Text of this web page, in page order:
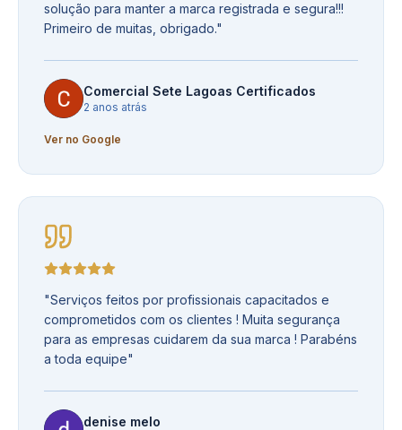
solução para manter a marca registrada e segura!!!
Primeiro de muitas, obrigado."
Comercial Sete Lagoas Certificados
2 anos atrás
Ver no Google
"Serviços feitos por profissionais capacitados e
comprometidos com os clientes ! Muita segurança
para as empresas cuidarem da sua marca ! Parabéns
a toda equipe"
denise melo